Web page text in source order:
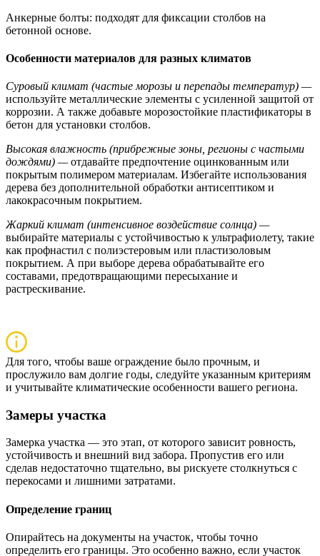
Анкерные болты: подходят для фиксации столбов на
бетонной основе.
Особенности материалов для разных климатов
Суровый климат (частые морозы и перепады температур) —
используйте металлические элементы с усиленной защитой от
коррозии. А также добавьте морозостойкие пластификаторы в
бетон для установки столбов.
Высокая влажность (прибрежные зоны, регионы с частыми
дождями) —отдавайте предпочтение оцинкованным или
покрытым полимером материалам. Избегайте использования
дерева без дополнительной обработки антисептиком и
лакокрасочным покрытием.
Жаркий климат (интенсивное воздействие солнца) —
выбирайте материалы с устойчивостью к ультрафиолету, такие
как профнастил с полиэстеровым или пластизоловым
покрытием. А при выборе дерева обрабатывайте его
составами, предотвращающими пересыхание и
растрескивание.
Для того, чтобы ваше ограждение было прочным, и
прослужило вам долгие годы, следуйте указанным критериям
и учитывайте климатические особенности вашего региона.
Замеры участка
Замерка участка — это этап, от которого зависит ровность,
устойчивость и внешний вид забора. Пропустив его или
сделав недостаточно тщательно, вы рискуете столкнуться с
перекосами и лишними затратами.
Определение границ
Опирайтесь на документы на участок, чтобы точно
определить его границы. Это особенно важно, если участок